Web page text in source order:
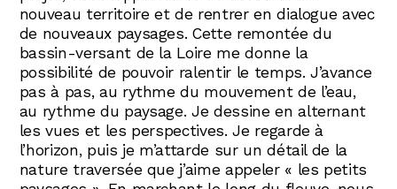
nouveau territoire et de rentrer en dialogue avec
de nouveaux paysages. Cette remontée du
bassin-versant de la Loire me donne la
possibilité de pouvoir ralentir le temps. J’avance
pas à pas, au rythme du mouvement de l’eau,
au rythme du paysage. Je dessine en alternant
les vues et les perspectives. Je regarde à
l’horizon, puis je m’attarde sur un détail de la
nature traversée que j’aime appeler « les petits